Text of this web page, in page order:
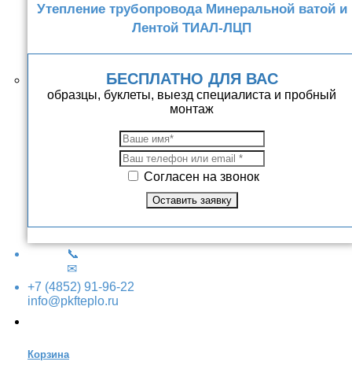
Утепление трубопровода Минеральной ватой и
Лентой ТИАЛ-ЛЦП
БЕСПЛАТНО ДЛЯ ВАС
образцы, буклеты, выезд специалиста и пробный
монтаж
Согласен на звонок
📞
✉
+7 (4852) 91-96-22
info@pkfteplo.ru
Корзина